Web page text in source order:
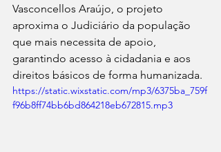
Vasconcellos Araújo, o projeto
aproxima o Judiciário da população
que mais necessita de apoio,
garantindo acesso à cidadania e aos
direitos básicos de forma humanizada.
https://static.wixstatic.com/mp3/6375ba_759f
f96b8ff74bb6bd864218eb672815.mp3